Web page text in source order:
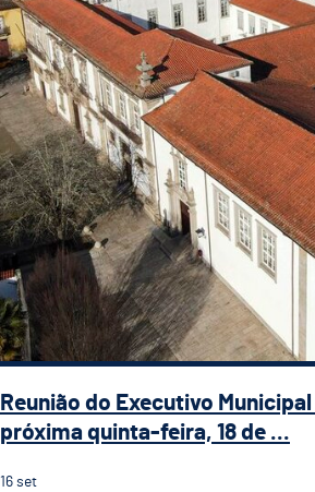
Reunião do Executivo
próxima quinta-feira, 18 de ...
16 set